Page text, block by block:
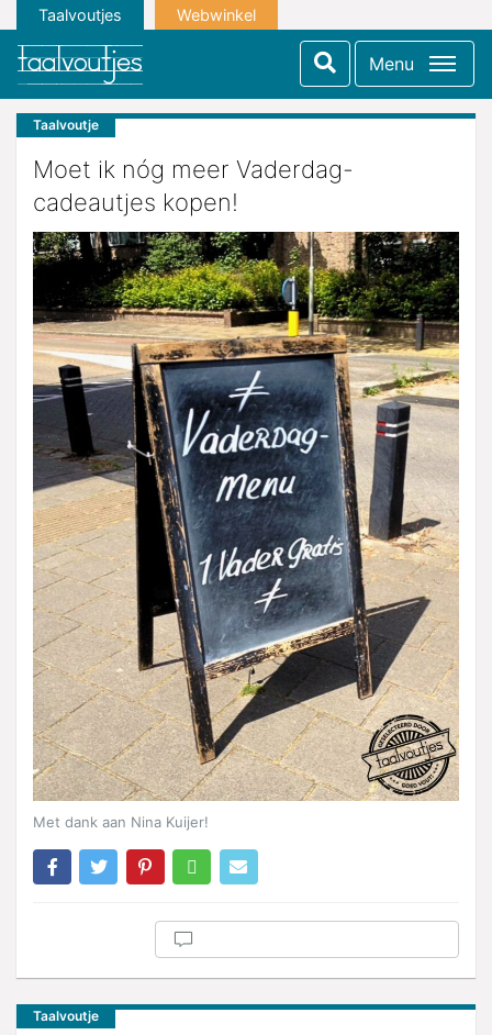
Taalvoutjes Webwinkel
Menu
Taalvoutje
Moet ik nóg meer Vaderdag-
cadeautjes kopen!
Met dank aan Nina Kuijer!
Taalvoutje